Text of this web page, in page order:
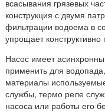
всасывания грязевых
конструкция с двумя
фильтрации водоема в
упрощает
Насос имеет
применить для
материалы
службы, термо реле
насоса или работы его